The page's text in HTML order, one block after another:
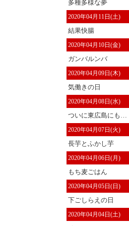
多種多様な夢
2020年04月11日(土)
結果快腸
2020年04月10日(金)
ガンバルンバ
2020年04月09日(木)
気働きの日
2020年04月08日(水)
ついに東広島にも…
2020年04月07日(火)
長芋とふかし芋
2020年04月06日(月)
もち麦ごはん
2020年04月05日(日)
下ごしらえの日
2020年04月04日(土)